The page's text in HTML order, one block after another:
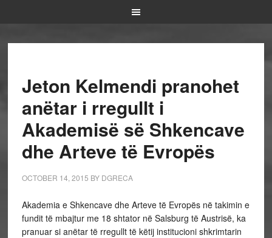
Jeton Kelmendi pranohet
anëtar i rregullt i
Akademisë së Shkencave
dhe Arteve të Evropës
OCTOBER 14, 2015 BY DGRECA
Akademia e Shkencave dhe Arteve të Evropës në takimin e
fundit të mbajtur me 18 shtator në Salsburg të Austrisë, ka
pranuar si anëtar të rregullt të këtij institucioni shkrimtarin